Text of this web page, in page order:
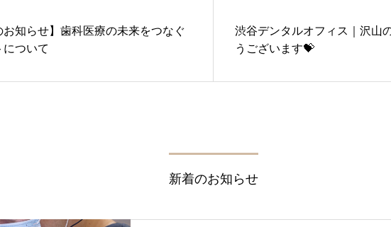
お知らせ】歯科医療の未来をつなぐ
について
渋谷デンタルオフィス｜沢山
うございます💝
新着のお知らせ